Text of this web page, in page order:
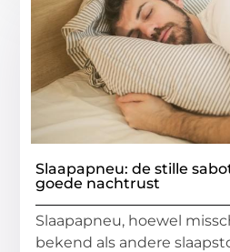
Slaapapneu: de stille
goede nachtrust
Slaapapneu, hoewel
bekend als andere